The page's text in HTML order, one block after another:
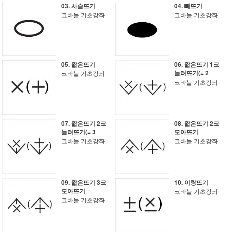
03. 사슬뜨기
코바늘 기초강좌
04. 빼뜨기
코바늘 기초강좌
05. 짧은뜨기
코바늘 기초강좌
06. 짧은뜨기 1코
늘려뜨기(= 2
코바늘 기초강좌
07. 짧은뜨기 2코
늘려뜨기(= 3
코바늘 기초강좌
08. 짧은뜨기 2코
모아뜨기
코바늘 기초강좌
09. 짧은뜨기 3코
모아뜨기
코바늘 기초강좌
10. 이랑뜨기
코바늘 기초강좌